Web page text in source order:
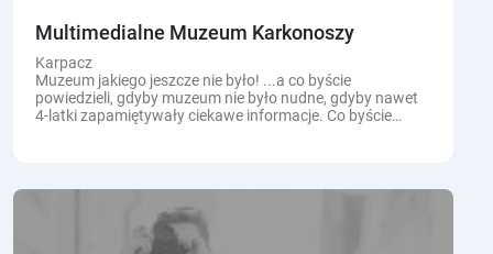
Multimedialne Muzeum Karkonoszy
Karpacz
Muzeum jakiego jeszcze nie było! ...a co byście
powiedzieli, gdyby muzeum nie było nudne, gdyby nawet
4-latki zapamiętywały ciekawe informacje. Co byście